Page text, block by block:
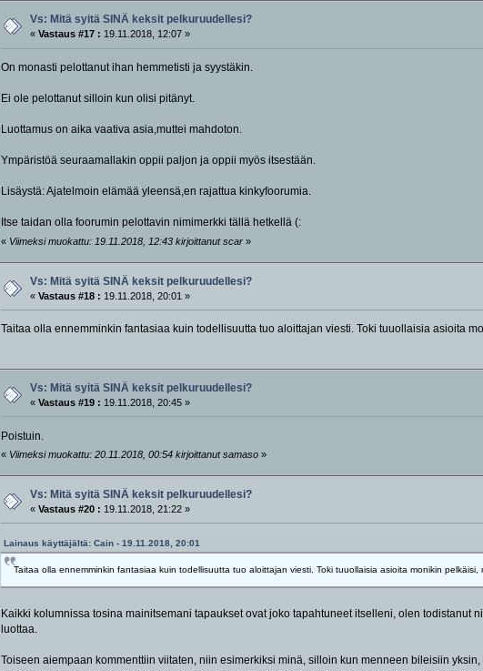
Vs: Mitä syitä SINÄ keksit pelkuruudellesi?
«Vastaus #17 : 19.11.2018, 12:07 »
On monasti pelottanut ihan hemmetisti ja syystäkin.
Ei ole pelottanut silloin kun olisi pitänyt.
Luottamus on aika vaativa asia,muttei mahdoton.
Ympäristöä seuraamallakin oppii paljon ja oppii myös itsestään.
Lisäystä: Ajatelmoin elämää yleensä,en rajattua kinkyfoorumia.
Itse taidan olla foorumin pelottavin nimimerkki tällä hetkellä (:
« Viimeksi muokattu: 19.11.2018, 12:43 kirjoittanut scar»
Vs: Mitä syitä SINÄ keksit pelkuruudellesi?
«Vastaus #18 : 19.11.2018, 20:01 »
Taitaa olla ennemminkin fantasiaa kuin todellisuutta tuo aloittajan viesti. Toki tuuollaisia asioita
Vs: Mitä syitä SINÄ keksit pelkuruudellesi?
«Vastaus #19 : 19.11.2018, 20:45 »
Poistuin.
« Viimeksi muokattu: 20.11.2018, 00:54 kirjoittanut samaso»
Vs: Mitä syitä SINÄ keksit pelkuruudellesi?
«Vastaus #20 : 19.11.2018, 21:22 »
Lainaus käyttäjältä: Cain - 19.11.2018, 20:01
Taitaa olla ennemminkin fantasiaa kuin todellisuutta tuo aloittajan viesti. Toki tuuollaisia asioita monikin pelkäisi,
Kaikki kolumnissa tosina mainitsemani tapaukset ovat joko tapahtuneet itselleni, olen todistanut
luottaa.
Toiseen aiempaan kommenttiin viitaten, niin esimerkiksi minä, silloin kun menneen bileisiin